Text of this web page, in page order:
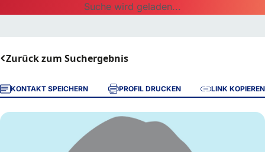
Suche wird geladen...
Zurück zum Suchergebnis
KONTAKT SPEICHERN PROFIL DRUCKEN LINK KOPIEREN